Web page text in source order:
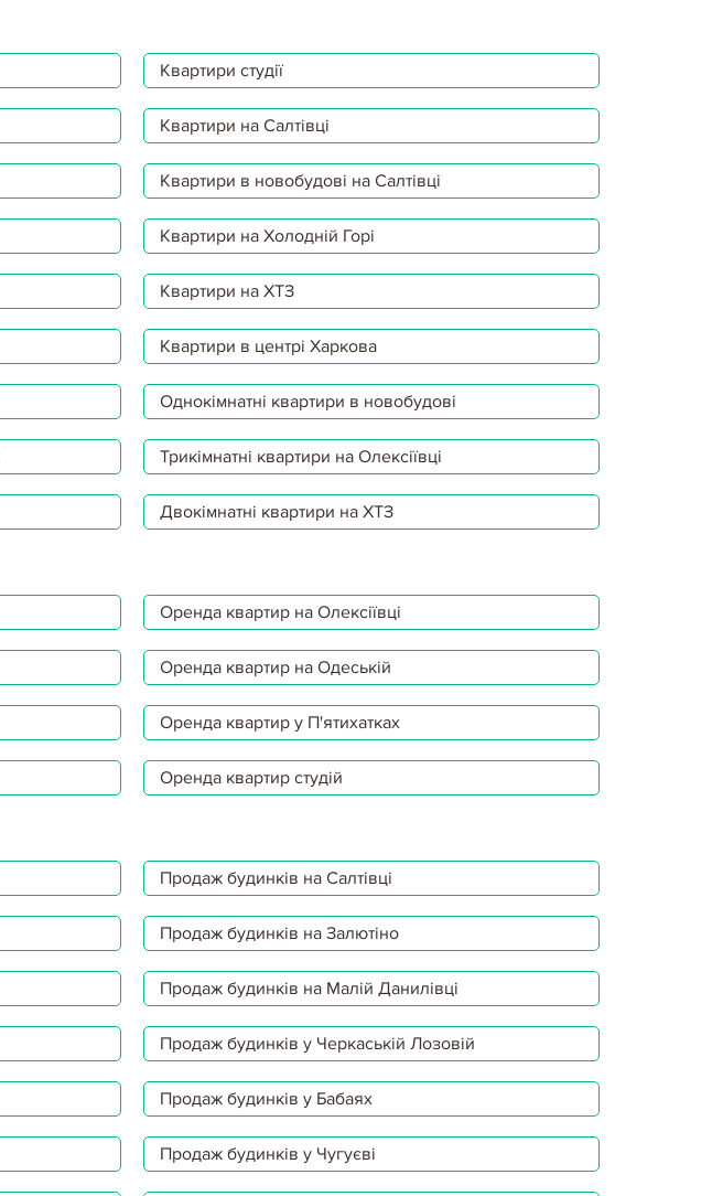
Квартири студії
Квартири на Салтівці
Квартири в новобудові на Салтівці
Квартири на Холодній Горі
Квартири на ХТЗ
Квартири в центрі Харкова
Однокімнатні квартири в новобудові
Трикімнатні квартири на Олексіївці
Двокімнатні квартири на ХТЗ
Оренда квартир на Олексіївці
Оренда квартир на Одеській
Оренда квартир у П'ятихатках
Оренда квартир студій
Продаж будинків на Салтівці
Продаж будинків на Залютіно
Продаж будинків на Малій Данилівці
Продаж будинків у Черкаській Лозовій
Продаж будинків у Бабаях
Продаж будинків у Чугуєві